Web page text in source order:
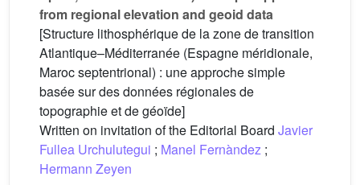
from regional elevation and geoid data
[Structure lithosphérique de la zone de transition
Atlantique–Méditerranée (Espagne méridionale,
Maroc septentrional) : une approche simple
basée sur des données régionales de
topographie et de géoïde]
Written on invitation of the Editorial Board Javier
Fullea Urchulutegui ; Manel Fernàndez ;
Hermann Zeyen